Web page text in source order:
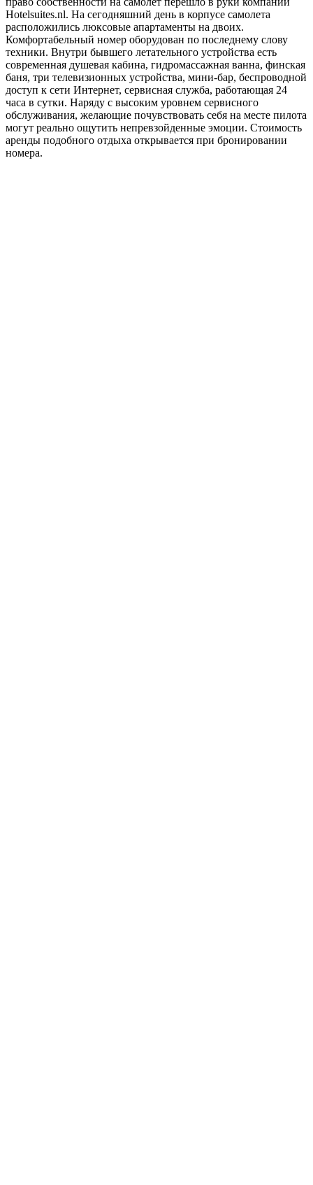
Hotelsuites.nl. На сегодняшний день в корпусе самолета
расположились люксовые апартаменты на двоих.
Комфортабельный номер оборудован по последнему слову
техники. Внутри бывшего летательного устройства есть
современная душевая кабина, гидромассажная ванна, финская
баня, три телевизионных устройства, мини-бар, беспроводной
доступ к сети Интернет, сервисная служба, работающая 24
часа в сутки. Наряду с высоким уровнем сервисного
обслуживания, желающие почувствовать себя на месте пилота
могут реально ощутить непревзойденные эмоции. Стоимость
аренды подобного отдыха открывается при бронировании
номера.